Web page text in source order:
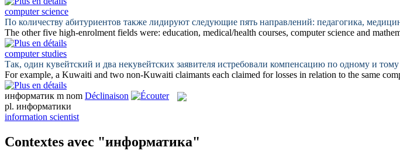
computer science
По количеству абитуриентов также лидируют следующие пять направлений: педагогика,
The other five high-enrolment fields were: education, medical/health courses, computer science and
computer studies
Так, один кувейтский и два некувейтских заявителя истребовали компенсацию по одному и
For example, a Kuwaiti and two non-Kuwaiti claimants each claimed for losses in relation to the same
информатик m nom Déclinaison
pl. информатики
information scientist
Contextes avec "информатика"